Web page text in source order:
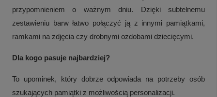
przypomnieniem o ważnym dniu. Dzięki subtelnemu
zestawieniu barw łatwo połączyć ją z innymi pamiątkami,
ramkami na zdjęcia czy drobnymi ozdobami dziecięcymi.
Dla kogo pasuje najbardziej?
To upominek, który dobrze odpowiada na potrzeby osób
szukających pamiątki z możliwością personalizacji.